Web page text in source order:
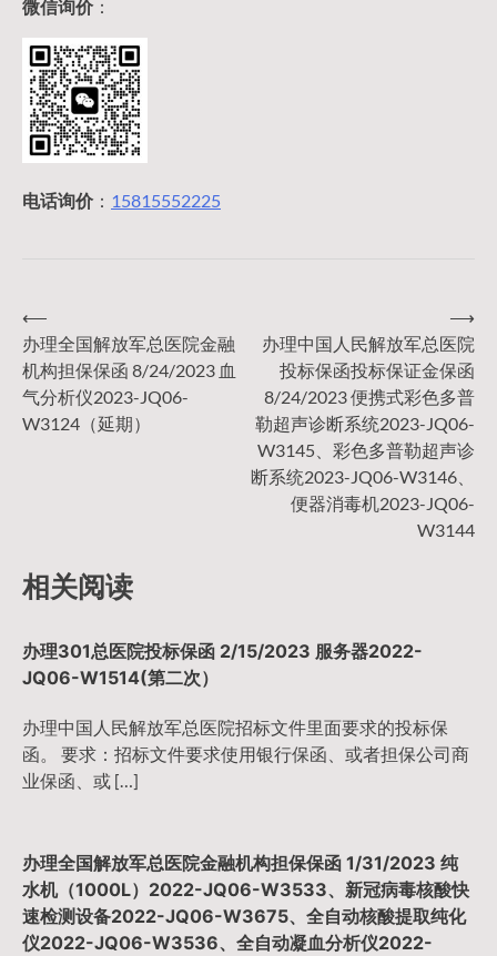
微信询价：
电话询价： 15815552225
文
章
⟵
办理全国解放军总医院金融
机构担保保函 8/24/2023 血
气分析仪2023-JQ06-
W3124（延期）
办理中国人民解放军总医院
投标保函投标保证金保函
8/24/2023 便携式彩色多普
勒超声诊断系统2023-JQ06-
W3145、彩色多普勒超声诊
断系统2023-JQ06-W3146、
便器消毒机2023-JQ06-
W3144
⟶
相关阅读
办理301总医院投标保函 2/15/2023 服务器2022-
JQ06-W1514(第二次）
办理中国人民解放军总医院招标文件里面要求的投标保
函。 要求：招标文件要求使用银行保函、或者担保公司商
业保函、或 […]
办理全国解放军总医院金融机构担保保函 1/31/2023 纯
水机（1000L）2022-JQ06-W3533、新冠病毒核酸快
速检测设备2022-JQ06-W3675、全自动核酸提取纯化
仪2022-JQ06-W3536、全自动凝血分析仪2022-